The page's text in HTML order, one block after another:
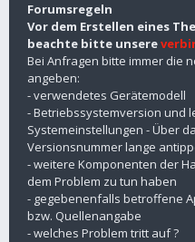
Forumsregeln
Vor dem Erstellen eines
beachte bitte unsere
Bei Anfragen bitte immer die
angeben:
- verwendetes Gerätemodell
- Betriebssystemversion und
Systemeinstellungen - Über
Versionsnummer lange
- weitere Komponenten der
dem Problem zu tun haben
- gegebenenfalls betroffene
bzw. Quellenangabe
- welches Problem tritt auf ?